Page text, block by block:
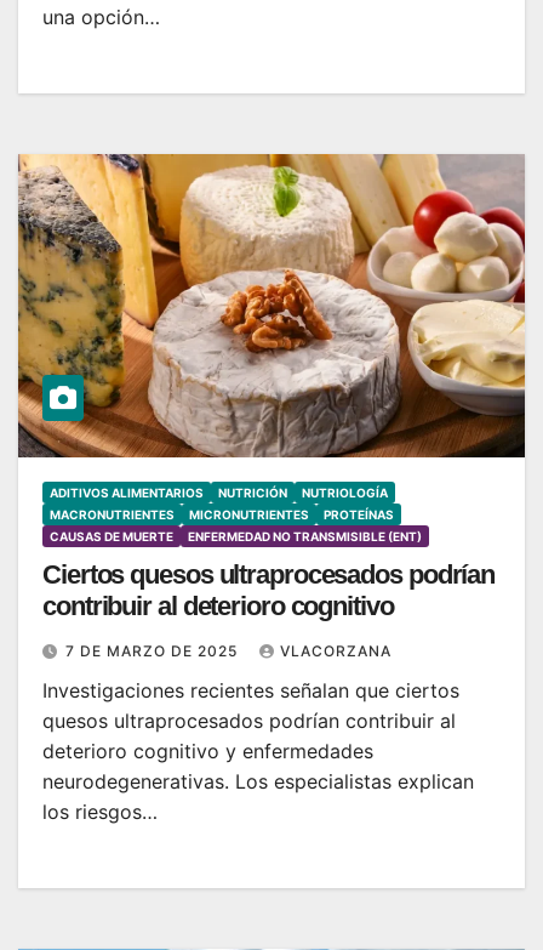
una opción…
ADITIVOS ALIMENTARIOS NUTRICIÓN
NUTRIOLOGÍA
MACRONUTRIENTES
MICRONUTRIENTES
PROTEÍNAS
CAUSAS DE MUERTE
ENFERMEDAD NO TRANSMISIBLE (ENT)
Ciertos quesos ultraprocesados podrían
contribuir al deterioro cognitivo
7 DE MARZO DE 2025 VLACORZANA
Investigaciones recientes señalan que ciertos
quesos ultraprocesados podrían contribuir al
deterioro cognitivo y enfermedades
neurodegenerativas. Los especialistas explican
los riesgos…